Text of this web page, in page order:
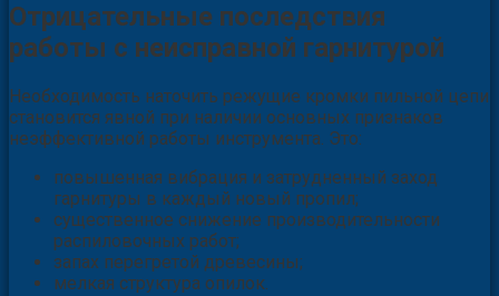
Отрицательные последствия
работы с неисправной гарнитурой
Необходимость наточить режущие кромки пильной цепи
становится явной при наличии основных признаков
неэффективной работы инструмента. Это:
повышенная вибрация и затрудненный заход
гарнитуры в каждый новый пропил;
существенное снижение производительности
распиловочных работ;
запах перегретой древесины;
мелкая структура опилок.